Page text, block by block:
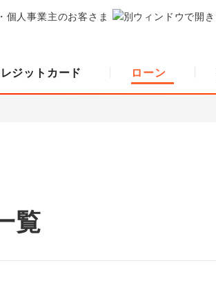
個人事業主のお客さま
ジットカード ローン
覧